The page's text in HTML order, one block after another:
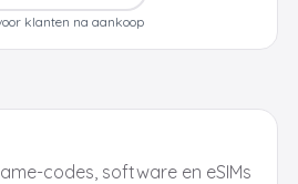
klanten na aankoop
codes, software en eSIMs